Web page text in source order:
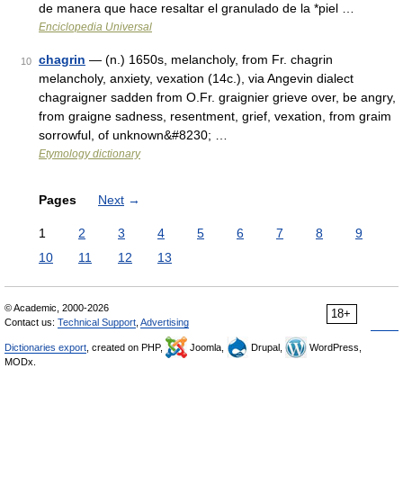
de manera que hace resaltar el granulado de la *piel …
Enciclopedia Universal
10 chagrin — (n.) 1650s, melancholy, from Fr. chagrin
melancholy, anxiety, vexation (14c.), via Angevin dialect
chagraigner sadden from O.Fr. graignier grieve over, be angry,
from graigne sadness, resentment, grief, vexation, from graim
sorrowful, of unknown&#8230; …
Etymology dictionary
Pages Next →
1 2 3 4 5 6 7 8
9
10
11 12 13
18+
© Academic, 2000-2026
Contact us: Technical Support Advertising
Dictionaries export , created on PHP, Joomla, Drupal,
WordPress,
MODx.